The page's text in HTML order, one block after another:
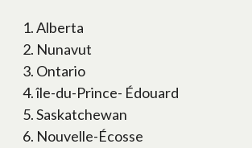
Alberta
Nunavut
Ontario
île-du-Prince- Édouard
Saskatchewan
Nouvelle-Écosse